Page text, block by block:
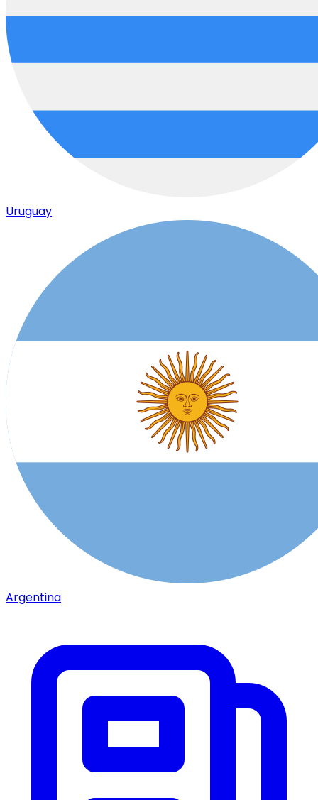
Uruguay
Argentina